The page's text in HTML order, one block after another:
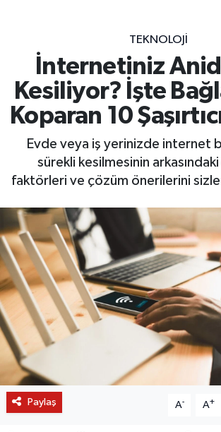
TEKNOLOJI
İnternetiniz
Kesiliyor? İşte
Koparan 10
Evde veya iş yerinizde internet
sürekli kesilmesinin
faktörleri ve çözüm önerilerini
Paylaş A- A+